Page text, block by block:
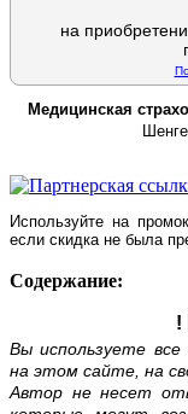
на
Медицинская
Используйте на
если скидка не была
Содержание:
!
Вы используете
на этом сайте, на
Автор не несет